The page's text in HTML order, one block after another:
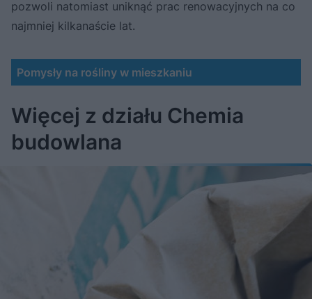
pozwoli natomiast uniknąć prac renowacyjnych na co
najmniej kilkanaście lat.
Pomysły na rośliny w mieszkaniu
Więcej z działu Chemia
budowlana